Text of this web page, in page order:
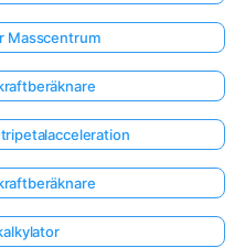
Masscentrum